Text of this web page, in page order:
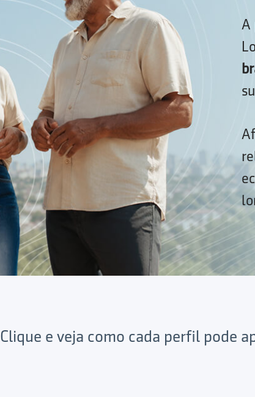
A
Clique e veja como cada perfil pode